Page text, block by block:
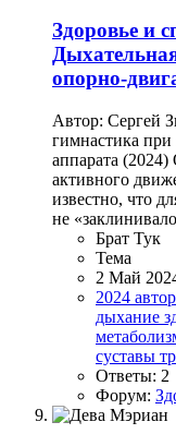
Здоровье и
опорно-
Автор: Сергей
гимнастика при
аппарата
активного
известно, что
не
Брат Тук
Тема
2 Май
2024 автор
дыхание
суставы
Ответы: 2
Форум: